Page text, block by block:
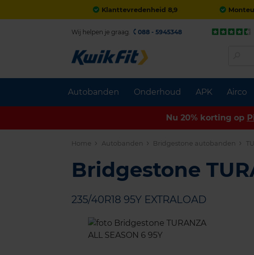
Klanttevredenheid 8,9
Autobanden Onderhoud APK Airco
Wij helpen je graag. 088 - 5945348
Nu 20% korting op
Home Autobanden Bridgestone autobanden
Bridgestone
235/40R18 95Y EXTRALOAD